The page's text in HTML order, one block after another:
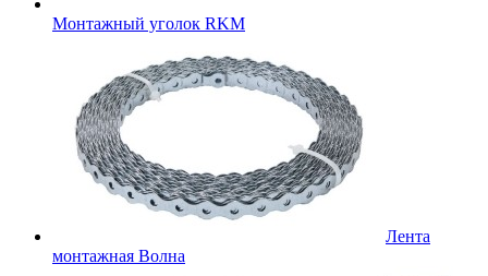
Монтажный уголок RKM
Лента
монтажная Волна